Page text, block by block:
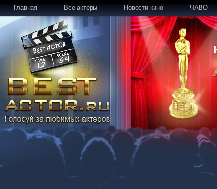
Главная Все актеры Новости кино ЧАВО